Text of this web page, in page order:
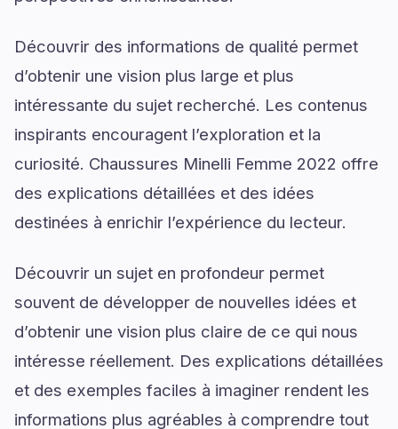
Découvrir des informations de qualité permet
d’obtenir une vision plus large et plus
intéressante du sujet recherché. Les contenus
inspirants encouragent l’exploration et la
curiosité. Chaussures Minelli Femme 2022 offre
des explications détaillées et des idées
destinées à enrichir l’expérience du lecteur.
Découvrir un sujet en profondeur permet
souvent de développer de nouvelles idées et
d’obtenir une vision plus claire de ce qui nous
intéresse réellement. Des explications détaillées
et des exemples faciles à imaginer rendent les
informations plus agréables à comprendre tout